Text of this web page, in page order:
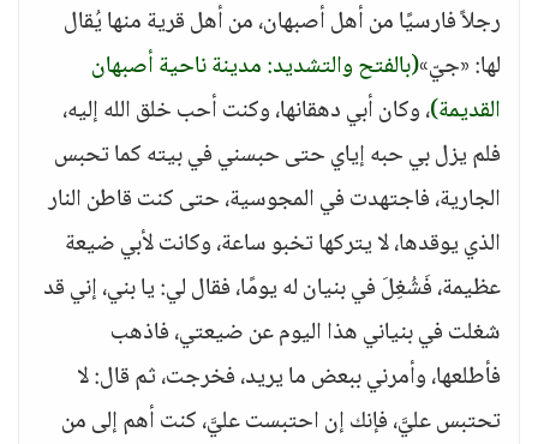
رجلاً فارسيًا من أهل أصبهان، من أهل قرية منها يُقال
لها: «جيّ»(بالفتح والتشديد: مدينة ناحية أصبهان
القديمة)، وكان أبي دهقانها، وكنت أحب خلق الله إليه،
فلم يزل بي حبه إياي حتى حبسني في بيته كما تحبس
الجارية، فاجتهدت في المجوسية، حتى كنت قاطن النار
الذي يوقدها، لا يتركها تخبو ساعة، وكانت لأبي ضيعة
عظيمة، فَشُغِلَ في بنيان له يومًا، فقال لي: يا بني، إني قد
شغلت في بنياني هذا اليوم عن ضيعتي، فاذهب
فأطلعها، وأمرني ببعض ما يريد، فخرجت، ثم قال: لا
تحتبس عليَّ، فإنك إن احتبست عليَّ، كنت أهم إلى من